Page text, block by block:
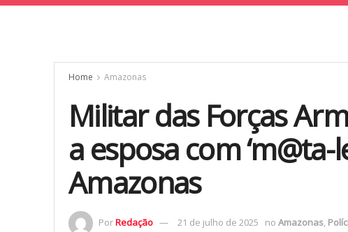
Home Amazonas
Militar das Forças
a esposa com ‘m@ta-
Amazonas
PorRedação 21 de julho de 2025 no Amazonas,